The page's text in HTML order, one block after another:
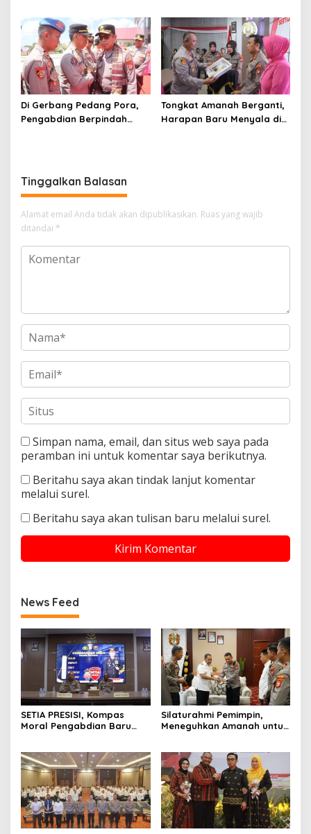
Digital
Di Gerbang Pedang Pora,
Pengabdian Berpindah
Tongkat Amanah Berganti,
Harapan Baru Menyala di
Tinggalkan Balasan
Alamat email Anda tidak akan dipublikasikan. Ruas yang wajib
ditandai *
Simpan nama, email, dan situs web saya pada
peramban ini untuk komentar saya berikutnya.
Beritahu saya akan tindak lanjut komentar
melalui surel.
Beritahu saya akan tulisan baru melalui surel.
News Feed
SETIA PRESISI, Kompas
Moral Pengabdian Baru
Silaturahmi Pemimpin,
Meneguhkan Amanah untuk